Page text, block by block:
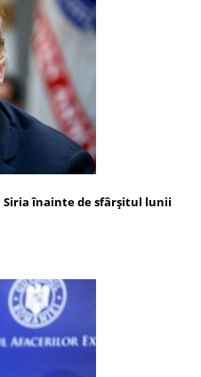
înainte de sfârşitul lunii